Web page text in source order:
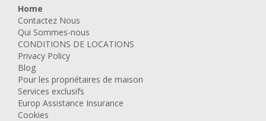
Home
Contactez Nous
Qui Sommes-nous
CONDITIONS DE LOCATIONS
Privacy Policy
Blog
Pour les propriétaires de maison
Services exclusifs
Europ Assistance Insurance
Cookies